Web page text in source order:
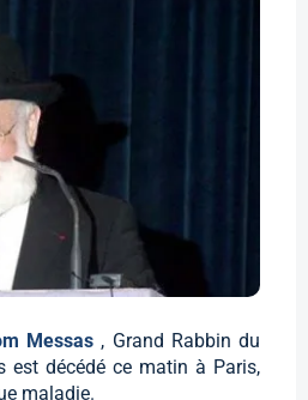
Messas , Grand Rabbin du
est décédé ce matin à Paris,
maladie.